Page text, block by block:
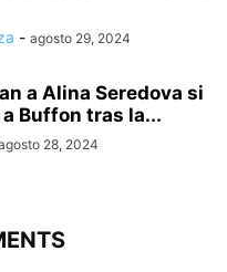
- agosto 29, 2024
a Alina Seredova si
Buffon tras la...
28, 2024